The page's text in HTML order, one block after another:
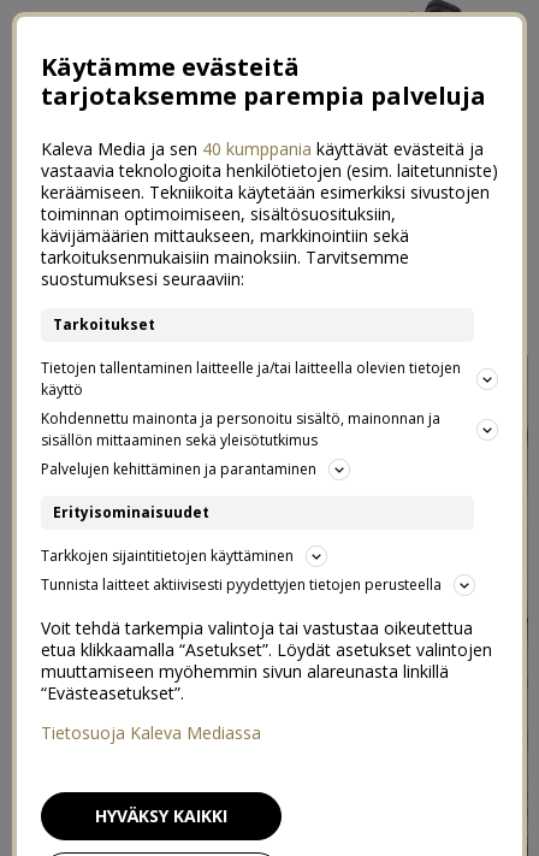
Näin lopetin yöimetyksen
Käytämme evästeitä
tarjotaksemme parempia palveluja
Kaleva Media ja sen 40 kumppania käyttävät evästeitä ja
vastaavia teknologioita henkilötietojen (esim. laitetunniste)
keräämiseen. Tekniikoita käytetään esimerkiksi sivustojen
toiminnan optimoimiseen, sisältösuosituksiin,
kävijämäärien mittaukseen, markkinointiin sekä
tarkoituksenmukaisiin mainoksiin. Tarvitsemme
suostumuksesi seuraaviin:
Tarkoitukset
Tietojen tallentaminen laitteelle ja/tai laitteella olevien tietojen
käyttö
Kohdennettu mainonta ja personoitu sisältö, mainonnan ja
sisällön mittaaminen sekä yleisötutkimus
Palvelujen kehittäminen ja parantaminen
Erityisominaisuudet
Tarkkojen sijaintitietojen käyttäminen
Tunnista laitteet aktiivisesti pyydettyjen tietojen perusteella
Voit tehdä tarkempia valintoja tai vastustaa oikeutettua
etua klikkaamalla “Asetukset”. Löydät asetukset valintojen
muuttamiseen myöhemmin sivun alareunasta linkillä
“Evästeasetukset”.
Tietosuoja Kaleva Mediassa
HYVÄKSY KAIKKI